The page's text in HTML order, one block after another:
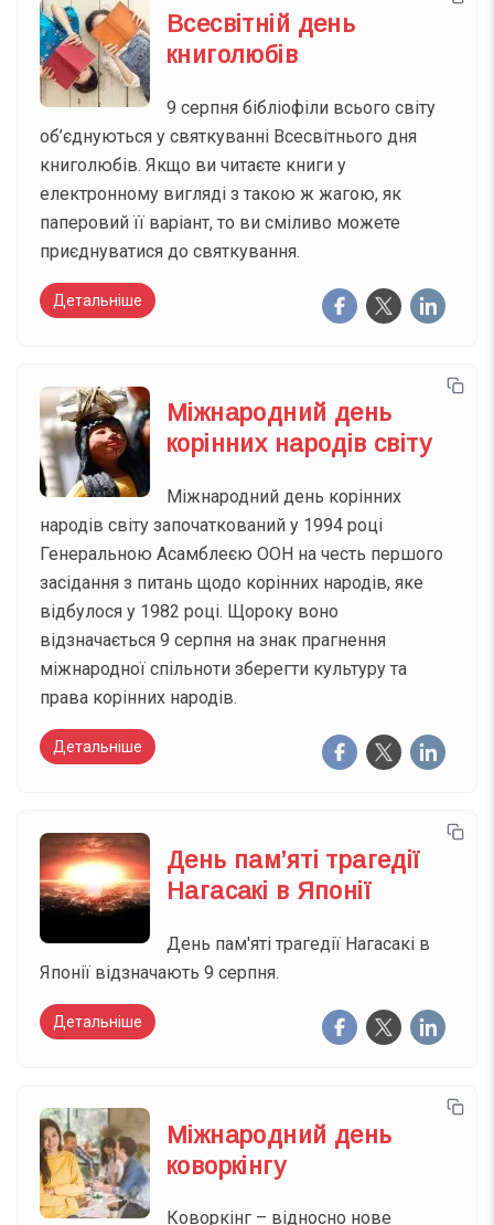
Всесвітній день
книголюбів
9 серпня бібліофіли всього світу
об’єднуються у святкуванні Всесвітнього дня
книголюбів. Якщо ви читаєте книги у
електронному вигляді з такою ж жагою, як
паперовий її варіант, то ви сміливо можете
приєднуватися до святкування.
Детальніше
Міжнародний день
корінних народів світу
Міжнародний день корінних
народів світу започаткований у 1994 році
Генеральною Асамблеєю ООН на честь першого
засідання з питань щодо корінних народів, яке
відбулося у 1982 році. Щороку воно
відзначається 9 серпня на знак прагнення
міжнародної спільноти зберегти культуру та
права корінних народів.
Детальніше
День пам’яті трагедії
Нагасакі в Японії
День пам'яті трагедії Нагасакі в
Японії відзначають 9 серпня.
Детальніше
Міжнародний день
коворкінгу
Коворкінг – відносно нове